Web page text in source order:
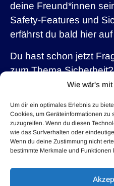
Wie wär's
Um dir ein optimales Erlebnis zu
Cookies, um Geräteinformationen zu
zuzugreifen. Wenn du diesen
wie das Surfverhalten oder
Wenn du deine Zustimmung nicht
bestimmte Merkmale und
deine Freund*innen
Safety-Features und
erfährst du bald hier
Du hast schon jetzt
zum Thema
gerne an